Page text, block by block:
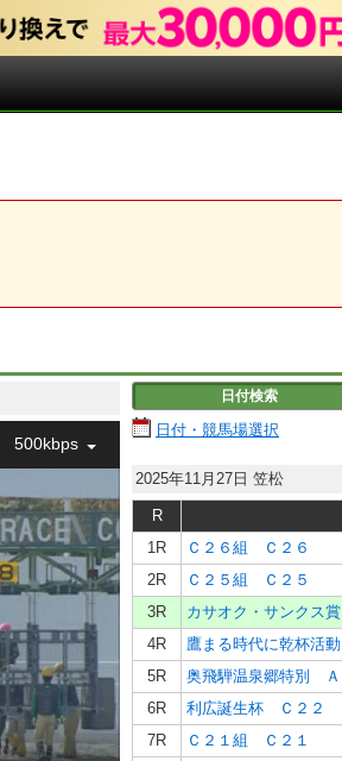
500kbps
日付検索
日付・競馬場選択
2025年11月27日 笠松
R
1R
Ｃ２６組 Ｃ２６
2R
Ｃ２５組 Ｃ２５
3R
カサオク・サンクス
4R
鷹まる時代に乾杯活
5R
奥飛騨温泉郷特別
6R
利広誕生杯 Ｃ２２
7R
Ｃ２１組 Ｃ２１